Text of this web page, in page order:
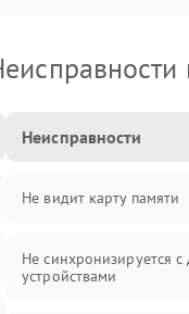
Неисправности
Не видит карту памяти
Не синхронизируется с
устройствами